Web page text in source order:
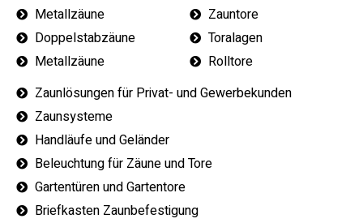
Metallzäune
Doppelstabzäune
Metallzäune
Zauntore
Toralagen
Rolltore
Zaunlösungen für Privat- und Gewerbekunden
Zaunsysteme
Handläufe und Geländer
Beleuchtung für Zäune und Tore
Gartentüren und Gartentore
Briefkasten Zaunbefestigung